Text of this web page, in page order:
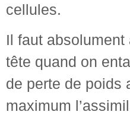
cellules.
Il faut
tête quand on
de perte de poids
maximum